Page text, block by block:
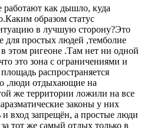
работают как дышло, куда
образом статус
в лучшую сторону?Это
для простых людей ,темболие
этом ригеоне .Там нет ни одной
это зона с ограничениями и
распространяется
,люди отдыхающие на
же территории ложили на все
законы у них
и вход запрещён, а простые люди
тот же самый отдых только в